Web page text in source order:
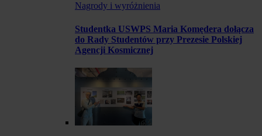
Nagrody i wyróżnienia
Studentka USWPS Maria Komędera dołącza
do Rady Studentów przy Prezesie Polskiej
Agencji Kosmicznej